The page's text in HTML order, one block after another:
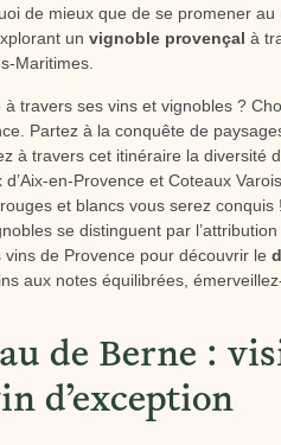
de mieux que de se promener
un vignoble provençal à
Maritimes.
travers ses vins et vignobles ?
Partez à la conquête de
à travers cet itinéraire la diversité
en-Provence et Coteaux
et blancs vous serez
se distinguent par
de Provence pour découvrir le
aux notes équilibrées,
de Berne :
d’exception